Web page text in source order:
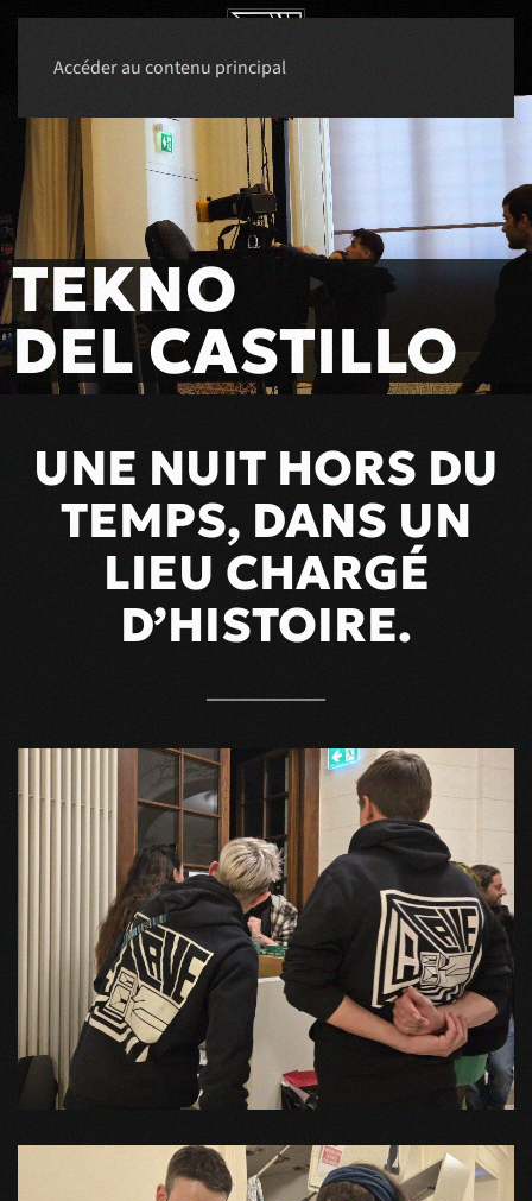
Accéder au contenu principal
TEKNO
DEL CASTILLO
UNE NUIT HORS DU
TEMPS, DANS UN
LIEU CHARGÉ
D’HISTOIRE.